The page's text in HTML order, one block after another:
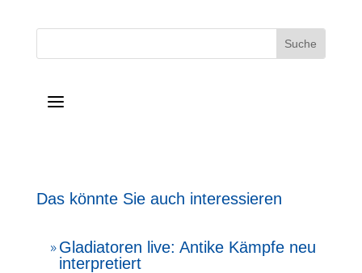
a
Das könnte Sie auch interessieren
9 Gladiatoren live: Antike Kämpfe neu
interpretiert